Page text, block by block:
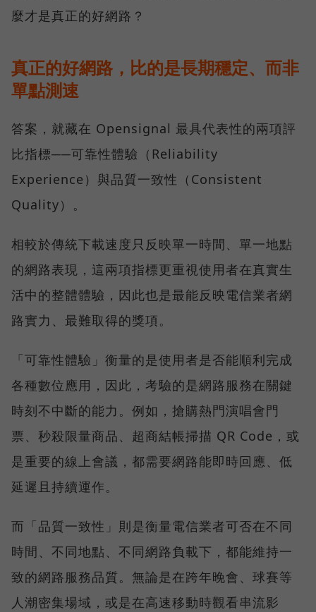
麼才是真正的好網路？
真正的好網路，比的是長期穩定、而非
單點測速
答案，就藏在 Opensignal 最具代表性的兩項評
比指標──可靠性體驗（Reliability
Experience）與品質一致性（Consistent
Quality）。
相較於傳統下載速度只反映單一時間、單一地點
的網路表現，這兩項指標更重視使用者在真實生
活中的整體體驗，因此也是最能反映電信業者網
路實力、最難取得的獎項。
「可靠性體驗」衡量的是使用者是否能順利完成
各種數位應用，因此，考驗的是網路服務在關鍵
時刻不中斷的能力。例如，搶購熱門演唱會門
票、秒殺限量商品、超商結帳掃描 QR Code，或
是重要的線上會議，都需要網路能即時回應、低
延遲且持續運作。
而「品質一致性」則是衡量電信業者可否在不同
時間、不同地點、不同網路負載下，都能維持一
致的網路服務品質。無論是在跨年晚會、球賽等
人潮密集場域，或是在高速移動時觀看串流影